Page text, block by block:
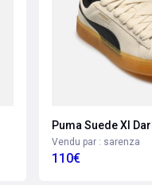
Vendu par : sarenza
110€